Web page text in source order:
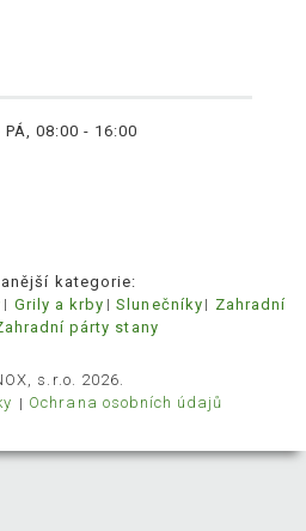
PÁ, 08:00 - 16:00
kategorie:
Grily a krby Slunečníky
Zahradní
párty stany
s.r.o. 2026.
Ochrana osobních údajů